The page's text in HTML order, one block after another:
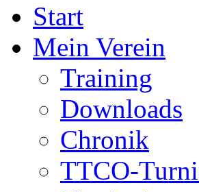
Start
Mein Verein
Training
Downloads
Chronik
TTCO-